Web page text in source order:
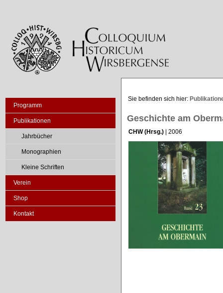
Programm
Publikationen
Jahrbücher
Monographien
Kleine Schriften
Verein
Shop
Kontakt
Sie befinden sich hier:
Geschichte am
CHW (Hrsg.) | 2006